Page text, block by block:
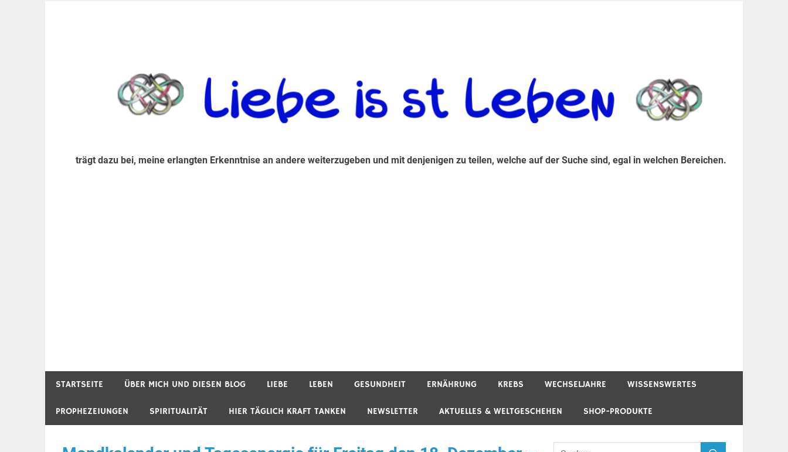
trägt dazu bei, meine erlangten Erkenntnise an andere weiterzugeben und mit denjenigen zu teilen, welche auf der Suche sind, egal in welchen Bereichen.
STARTSEITE ÜBER MICH UND DIESEN BLOG LIEBE LEBEN GESUNDHEIT ERNÄHRUNG KREBS WECHSELJAHRE WISSENSWERTES
PROPHEZEIUNGEN SPIRITUALITÄT HIER TÄGLICH KRAFT TANKEN NEWSLETTER AKTUELLES & WELTGESCHEHEN SHOP-PRODUKTE